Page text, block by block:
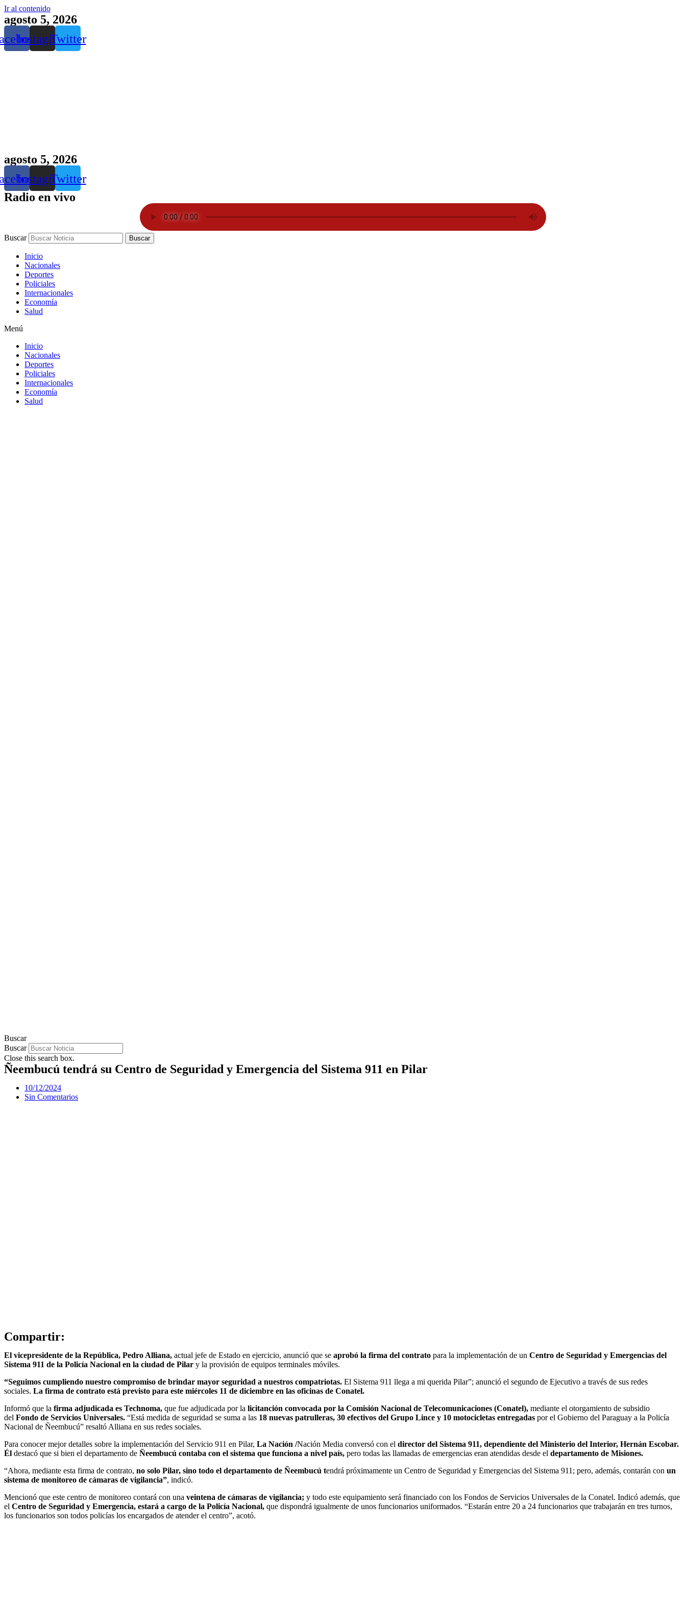
Ir al contenido
agosto 5, 2026
InstagramTwitter
agosto 5, 2026
InstagramTwitter
Radio en vivo
Buscar Buscar
Inicio
Nacionales
Deportes
Policiales
Internacionales
Economía
Salud
Menú
Inicio
Nacionales
Deportes
Policiales
Internacionales
Economía
Salud
Buscar
Buscar
Close this search box.
Ñeembucú tendrá su Centro de Seguridad y Emergencia del Sistema 911 en Pilar
10/12/2024
Sin Comentarios
Compartir:
El vicepresidente de la República, Pedro Alliana, actual jefe de Estado en ejercicio, anunció que se aprobó la firma del contrato para la implementación de un Centro de Seguridad y Emergencias del
Sistema 911 de la Policía Nacional en la ciudad de Pilar y la provisión de equipos terminales móviles.
“Seguimos cumpliendo nuestro compromiso de brindar mayor seguridad a nuestros compatriotas. El Sistema 911 llega a mi querida Pilar”; anunció el segundo de Ejecutivo a través de sus redes
sociales. La firma de contrato está previsto para este miércoles 11 de diciembre en las oficinas de Conatel.
Informó que la firma adjudicada es Technoma, que fue adjudicada por la licitanción convocada por la Comisión Nacional de Telecomunicaciones (Conatel), mediante el otorgamiento de subsidio
del Fondo de Servicios Universales. “Está medida de seguridad se suma a las 18 nuevas patrulleras, 30 efectivos del Grupo Lince y 10 motocicletas entregadas por el Gobierno del Paraguay a la Policía
Nacional de Ñeembucú” resaltó Alliana en sus redes sociales.
Para conocer mejor detalles sobre la implementación del Servicio 911 en Pilar, La Nación /Nación Media conversó con el director del Sistema 911, dependiente del Ministerio del Interior, Hernán Escobar.
Él destacó que si bien el departamento de Ñeembucú contaba con el sistema que funciona a nivel país, pero todas las llamadas de emergencias eran atendidas desde el departamento de Misiones.
“Ahora, mediante esta firma de contrato, no solo Pilar, sino todo el departamento de Ñeembucú tendrá próximamente un Centro de Seguridad y Emergencias del Sistema 911; pero, además, contarán con un
sistema de monitoreo de cámaras de vigilancia”, indicó.
Mencionó que este centro de monitoreo contará con una veintena de cámaras de vigilancia; y todo este equipamiento será financiado con los Fondos de Servicios Universales de la Conatel. Indicó además, que
el Centro de Seguridad y Emergencia, estará a cargo de la Policía Nacional, que dispondrá igualmente de unos funcionarios uniformados. “Estarán entre 20 a 24 funcionarios que trabajarán en tres turnos,
los funcionarios son todos policías los encargados de atender el centro”, acotó.